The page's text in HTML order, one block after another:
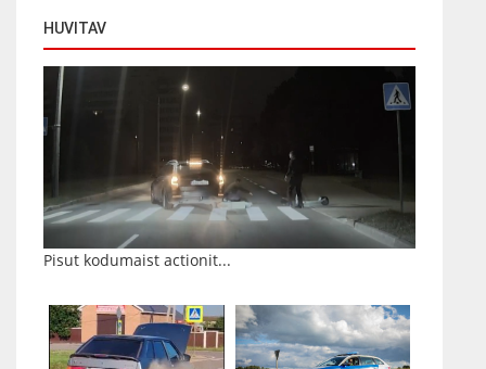
HUVITAV
Pisut kodumaist actionit...